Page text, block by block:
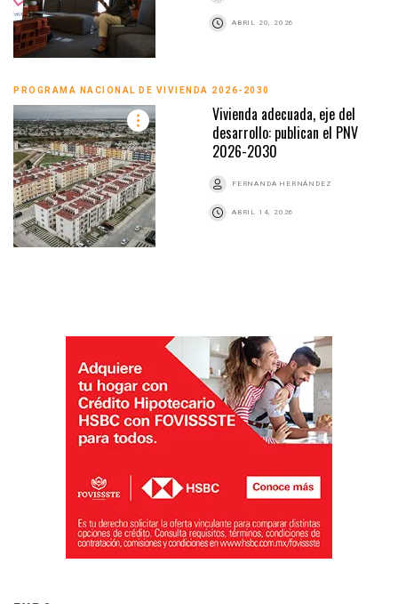
ABRIL 20, 2026
PROGRAMA NACIONAL DE VIVIENDA 2026-2030
Vivienda adecuada, eje del
desarrollo: publican el PNV
2026-2030
FERNANDA HERNÁNDEZ
ABRIL 14, 2026